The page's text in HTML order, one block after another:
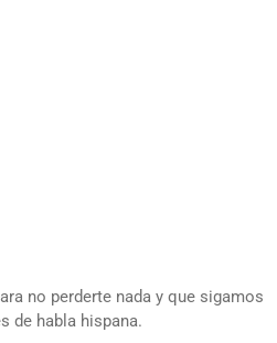
no perderte nada y que sigamos
de habla hispana.